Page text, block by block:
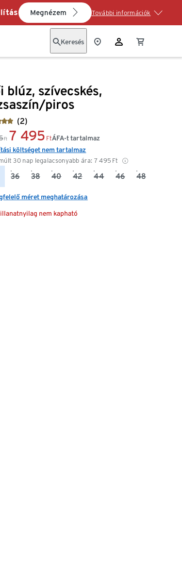
Megnézem További információk
Keresés
blúz, szívecskés,
piros
(2)
Ft 7 495 Ft
30 nap legalacsonyabb ára: 7 495 Ft
ÁFA-t tartalmaz
költséget nem tartalmaz
36 38 40 42 44 46 48
méret meghatározása
nem kapható